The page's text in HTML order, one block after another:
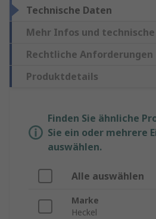
Technische Daten
Mehr Infos und
Rechtliche Anforderungen
Produktdetails
Finden Sie ähnliche
Sie ein oder mehrere
auswählen.
Alle auswählen
Marke
Heckel